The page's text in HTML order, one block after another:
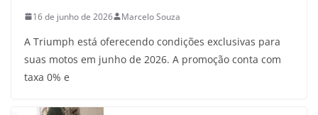
16 de junho de 2026 Marcelo Souza
A Triumph está oferecendo condições exclusivas para
suas motos em junho de 2026. A promoção conta com
taxa 0% e